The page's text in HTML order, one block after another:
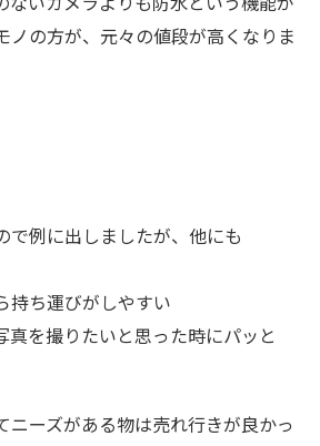
ノの方が、元々の値段が高くなりま
で例に出しましたが、他にも
持ち運びがしやすい
真を撮りたいと思った時にパッと
ニーズがある物は売れ行きが良かっ